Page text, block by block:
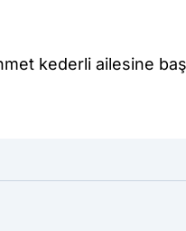
kederli ailesine